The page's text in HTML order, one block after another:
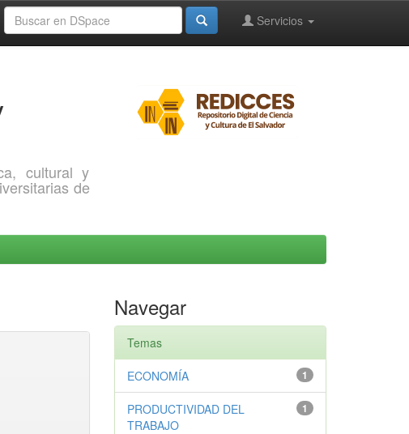
Servicios
cultural y
de
Navegar
Temas
1
ECONOMÍA
1
PRODUCTIVIDAD DEL
TRABAJO